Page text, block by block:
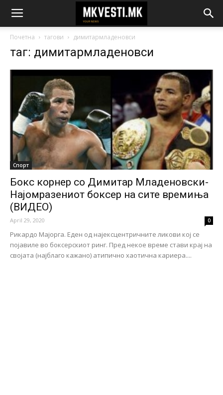
Почетна тагови димитармладеновси
таг: димитармладеновси
Спорт
Бокс корнер со Димитар Младеновски-
Најомразениот боксер на сите времиња
(ВИДЕО)
April 29, 2020 0
Рикардо Мајорга. Еден од најексцентричните ликови кој се
појавиле во боксерскиот ринг. Пред некое време стави крај на
својата (најблаго кажано) атипично хаотична кариера....